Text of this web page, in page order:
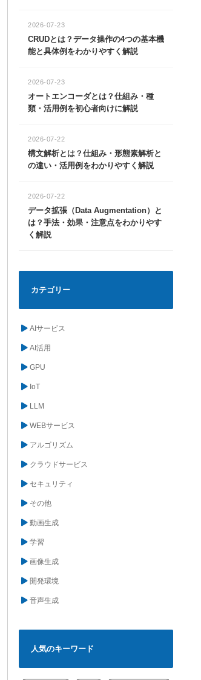
CRUDとは？データ操作の4つの基本機
能と具体例をわかりやすく解説
2026-07-23
オートエンコーダとは？仕組み・種
類・活用例を初心者向けに解説
2026-07-23
構文解析とは？仕組み・形態素解析と
の違い・活用例をわかりやすく解説
2026-07-22
データ拡張（Data Augmentation）と
は？手法・効果・注意点をわかりやす
く解説
2026-07-22
カテゴリー
AIサービス
AI活用
GPU
IoT
LLM
WEBサービス
アルゴリズム
クラウドサービス
セキュリティ
その他
動画生成
学習
画像生成
開発環境
音声生成
人気のキーワード